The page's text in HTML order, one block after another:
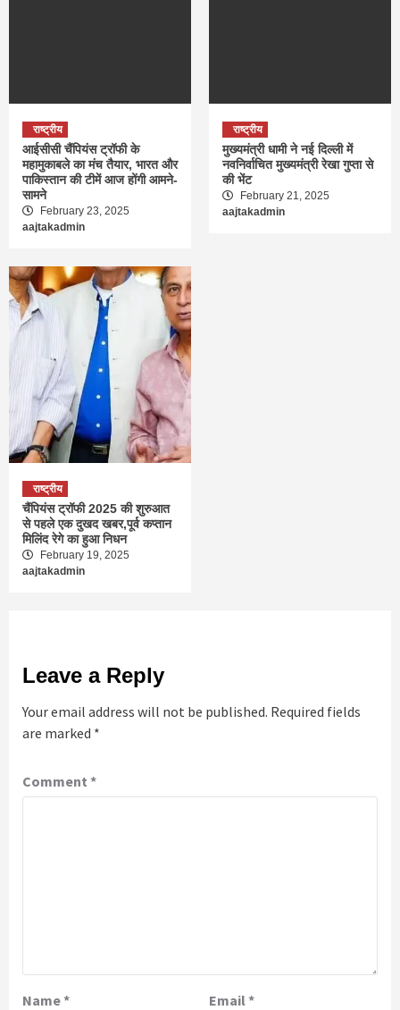
राष्ट्रीय
आईसीसी चैंपियंस ट्रॉफी के
महामुकाबले का मंच तैयार, भारत और
पाकिस्तान की टीमें आज होंगी आमने-
सामने
February 23, 2025
aajtakadmin
राष्ट्रीय
मुख्यमंत्री धामी ने नई दिल्ली में
नवनिर्वाचित मुख्यमंत्री रेखा गुप्ता से
की भेंट
February 21, 2025
aajtakadmin
राष्ट्रीय
चैंपियंस ट्रॉफी 2025 की शुरुआत
से पहले एक दुखद खबर,पूर्व कप्तान
मिलिंद रेगे का हुआ निधन
February 19, 2025
aajtakadmin
Leave a Reply
Your email address will not be published. Required fields
are marked *
Comment *
Name* Email *